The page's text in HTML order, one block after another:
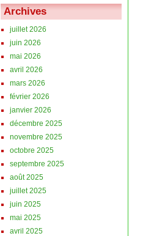
Archives
juillet 2026
juin 2026
mai 2026
avril 2026
mars 2026
février 2026
janvier 2026
décembre 2025
novembre 2025
octobre 2025
septembre 2025
août 2025
juillet 2025
juin 2025
mai 2025
avril 2025